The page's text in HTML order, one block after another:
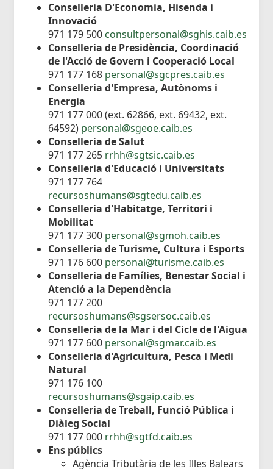
Conselleria D'Economia, Hisenda i
Innovació
971 179 500 consultpersonal@sghis.caib.es
Conselleria de Presidència, Coordinació
de l'Acció de Govern i Cooperació Local
971 177 168 personal@sgcpres.caib.es
Conselleria d'Empresa, Autònoms i
Energia
971 177 000 (ext. 62866, ext. 69432, ext.
64592) personal@sgeoe.caib.es
Conselleria de Salut
971 177 265 rrhh@sgtsic.caib.es
Conselleria d'Educació i Universitats
971 177 764
recursoshumans@sgtedu.caib.es
Conselleria d'Habitatge, Territori i
Mobilitat
971 177 300 personal@sgmoh.caib.es
Conselleria de Turisme, Cultura i Esports
971 176 600 personal@turisme.caib.es
Conselleria de Famílies, Benestar Social i
Atenció a la Dependència
971 177 200
recursoshumans@sgsersoc.caib.es
Conselleria de la Mar i del Cicle de l'Aigua
971 177 600 personal@sgmar.caib.es
Conselleria d'Agricultura, Pesca i Medi
Natural
971 176 100
recursoshumans@sgaip.caib.es
Conselleria de Treball, Funció Pública i
Diàleg Social
971 177 000 rrhh@sgtfd.caib.es
Ens públics
Agència Tributària de les Illes Balears